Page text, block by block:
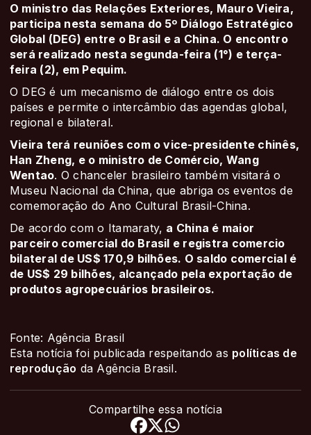
O ministro das Relações Exteriores, Mauro Vieira,
participa nesta semana do 5º Diálogo Estratégico
Global (DEG) entre o Brasil e a China. O encontro
será realizado nesta segunda-feira (1°) e terça-
feira (2), em Pequim.
O DEG é um mecanismo de diálogo entre os dois
países e permite o intercâmbio das agendas global,
regional e bilateral.
Vieira terá reuniões com o vice-presidente chinês,
Han Zheng, e o ministro de Comércio, Wang
Wentao. O chanceler brasileiro também visitará o
Museu Nacional da China, que abriga os eventos de
comemoração do Ano Cultural Brasil-China.
De acordo com o Itamaraty, a China é maior
parceiro comercial do Brasil e registra comercio
bilateral de US$ 170,9 bilhões. O saldo comercial é
de US$ 29 bilhões, alcançado pela exportação de
produtos agropecuários brasileiros.
Fonte: Agência Brasil
Esta notícia foi publicada respeitando as políticas de
reprodução da Agência Brasil.
Compartilhe essa notícia